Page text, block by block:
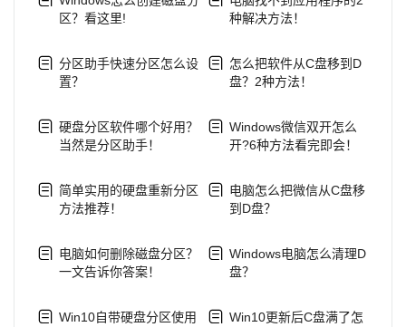
区？看这里!
分区助手快速分区怎么设
置？
硬盘分区软件哪个好用？
当然是分区助手！
简单实用的硬盘重新分区
方法推荐！
电脑如何删除磁盘分区？
一文告诉你答案！
Win10自带硬盘分区使用
种解决方法！
怎么把软件从C盘移到D
盘？2种方法！
Windows微信双开怎么
开?6种方法看完即会！
电脑怎么把微信从C盘移
到D盘？
Windows电脑怎么清理D
盘？
Win10更新后C盘满了怎